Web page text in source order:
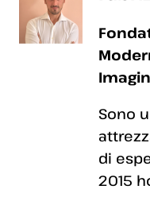
Sono
di
2015